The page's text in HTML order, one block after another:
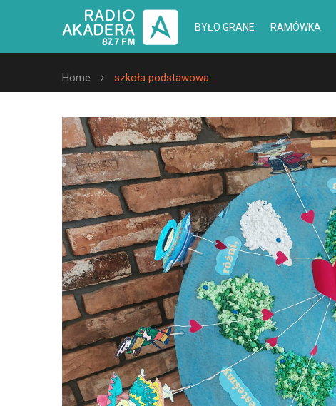
BYŁO GRANE RAMÓWKA
Home szkoła podstawowa